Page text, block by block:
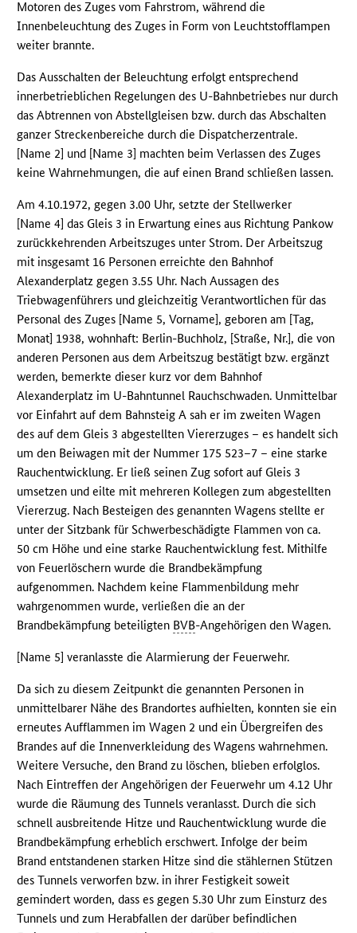
Motoren des Zuges vom Fahrstrom, während die
Innenbeleuchtung des Zuges in Form von Leuchtstofflampen
weiter brannte.
Das Ausschalten der Beleuchtung erfolgt entsprechend
innerbetrieblichen Regelungen des U-Bahnbetriebes nur durch
das Abtrennen von Abstellgleisen bzw. durch das Abschalten
ganzer Streckenbereiche durch die Dispatcherzentrale.
[Name 2] und [Name 3] machten beim Verlassen des Zuges
keine Wahrnehmungen, die auf einen Brand schließen lassen.
Am 4.10.1972, gegen 3.00 Uhr, setzte der Stellwerker
[Name 4] das Gleis 3 in Erwartung eines aus Richtung Pankow
zurückkehrenden Arbeitszuges unter Strom. Der Arbeitszug
mit insgesamt 16 Personen erreichte den Bahnhof
Alexanderplatz gegen 3.55 Uhr. Nach Aussagen des
Triebwagenführers und gleichzeitig Verantwortlichen für das
Personal des Zuges [Name 5, Vorname], geboren am [Tag,
Monat] 1938, wohnhaft: Berlin-Buchholz, [Straße, Nr.], die von
anderen Personen aus dem Arbeitszug bestätigt bzw. ergänzt
werden, bemerkte dieser kurz vor dem Bahnhof
Alexanderplatz im U-Bahntunnel Rauchschwaden. Unmittelbar
vor Einfahrt auf dem Bahnsteig A sah er im zweiten Wagen
des auf dem Gleis 3 abgestellten Viererzuges – es handelt sich
um den Beiwagen mit der Nummer 175 523–7 – eine starke
Rauchentwicklung. Er ließ seinen Zug sofort auf Gleis 3
umsetzen und eilte mit mehreren Kollegen zum abgestellten
Viererzug. Nach Besteigen des genannten Wagens stellte er
unter der Sitzbank für Schwerbeschädigte Flammen von ca.
50 cm Höhe und eine starke Rauchentwicklung fest. Mithilfe
von Feuerlöschern wurde die Brandbekämpfung
aufgenommen. Nachdem keine Flammenbildung mehr
wahrgenommen wurde, verließen die an der
Brandbekämpfung beteiligten BVB-Angehörigen den Wagen.
[Name 5] veranlasste die Alarmierung der Feuerwehr.
Da sich zu diesem Zeitpunkt die genannten Personen in
unmittelbarer Nähe des Brandortes aufhielten, konnten sie ein
erneutes Aufflammen im Wagen 2 und ein Übergreifen des
Brandes auf die Innenverkleidung des Wagens wahrnehmen.
Weitere Versuche, den Brand zu löschen, blieben erfolglos.
Nach Eintreffen der Angehörigen der Feuerwehr um 4.12 Uhr
wurde die Räumung des Tunnels veranlasst. Durch die sich
schnell ausbreitende Hitze und Rauchentwicklung wurde die
Brandbekämpfung erheblich erschwert. Infolge der beim
Brand entstandenen starken Hitze sind die stählernen Stützen
des Tunnels verworfen bzw. in ihrer Festigkeit soweit
gemindert worden, dass es gegen 5.30 Uhr zum Einsturz des
Tunnels und zum Herabfallen der darüber befindlichen